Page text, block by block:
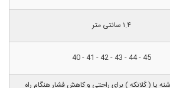
۱.۴ سانتی متر
45 - 44 - 43 - 42 - 41 - 40
پا ( کَلانکه ) برای راحتی و کاهش فشار هنگام راه